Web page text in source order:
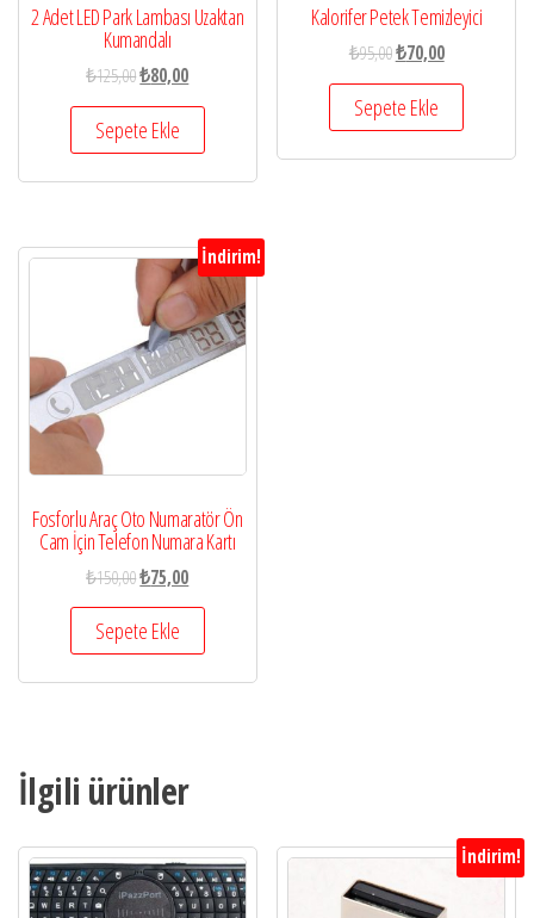
2 Adet LED Park Lambası Uzaktan
Kumandalı
₺125,00₺80,00
Sepete Ekle
Kalorifer Petek Temizleyici
₺95,00₺70,00
Sepete Ekle
İndirim!
Fosforlu Araç Oto Numaratör Ön
Cam İçin Telefon Numara Kartı
₺150,00₺75,00
Sepete Ekle
İlgili ürünler
İndirim!